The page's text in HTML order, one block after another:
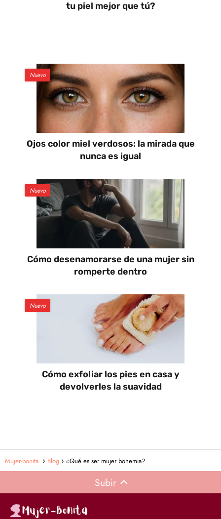
tu piel mejor que tú?
Nuevo
Ojos color miel verdosos: la mirada que
nunca es igual
Nuevo
Cómo desenamorarse de una mujer sin
romperte dentro
Nuevo
Cómo exfoliar los pies en casa y
devolverles la suavidad
Mujer-bonita Blog ¿Qué es ser mujer bohemia?
Subir